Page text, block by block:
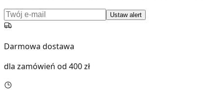
Ustaw alert
Darmowa dostawa
dla zamówień od 400 zł